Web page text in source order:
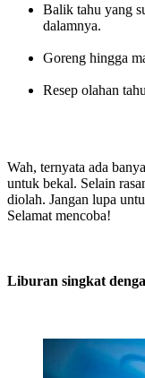
Balik tahu yang
dalamnya.
Goreng hingga
Resep olahan
Wah, ternyata ada
untuk bekal. Selain
diolah. Jangan lupa
Selamat mencoba!
Liburan singkat